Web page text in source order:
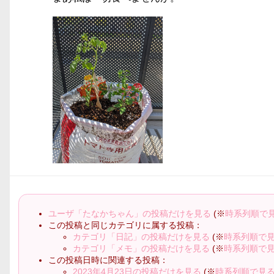
ユーザ「たなかちゃん」の投稿だけを見る (※時系列順で
この投稿と同じカテゴリに属する投稿：
カテゴリ「日記」の投稿だけを見る (※時系列順で
カテゴリ「メモ」の投稿だけを見る (※時系列順で
この投稿日時に関連する投稿：
2023年4月23日の投稿だけを見る (※時系列順で見る